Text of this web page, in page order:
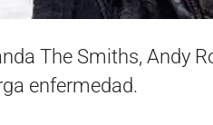
The Smiths, Andy
enfermedad.